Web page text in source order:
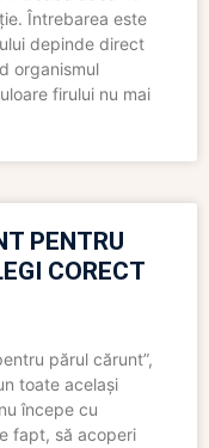
Întrebarea este
depinde direct
organismul
firului nu mai
PENTRU
CORECT
părul cărunt”,
toate același
începe cu
fapt, să acoperi